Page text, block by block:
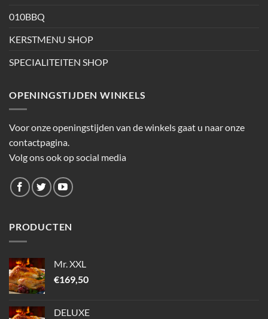
010BBQ
KERSTMENU SHOP
SPECIALITEITEN SHOP
OPENINGSTIJDEN WINKELS
Voor onze openingstijden van de winkels gaat u naar onze
contactpagina.
Volg ons ook op social media
PRODUCTEN
Mr. XXL
€169,50
DELUXE